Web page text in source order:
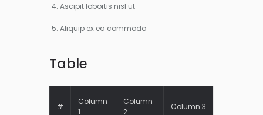
Ascipit lobortis nisl ut
Aliquip ex ea commodo
Table
#
Column
1
Column
2
Column 3